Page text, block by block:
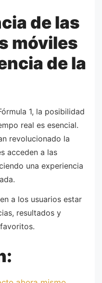
de las
móviles
de la
1, la posibilidad
real es esencial.
revolucionado la
acceden a las
una experiencia
a los usuarios estar
resultados y